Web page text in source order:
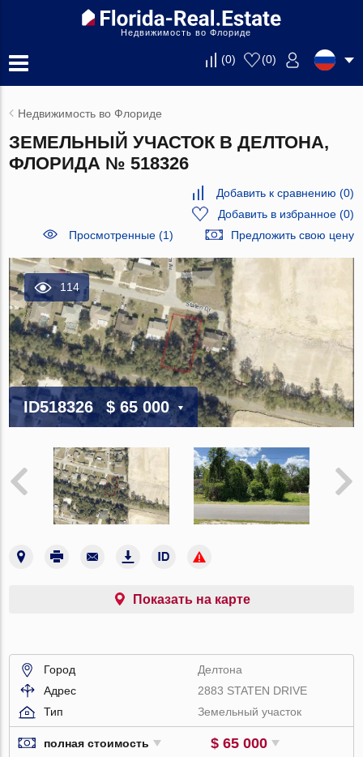
Недвижимость во Флориде
(0) (0)
Недвижимость во Флориде
ЗЕМЕЛЬНЫЙ УЧАСТОК В ДЕЛТОНА,
ФЛОРИДА № 518326
Добавить к сравнению (0)
Добавить в избранное(0)
Просмотренные (1)
Предложить свою цену
114
ID518326 $ 65 000
Показать на карте
Город
Делтона
Адрес
2883 STATEN DRIVE
Тип
Земельный участок
полная стоимость $ 65 000